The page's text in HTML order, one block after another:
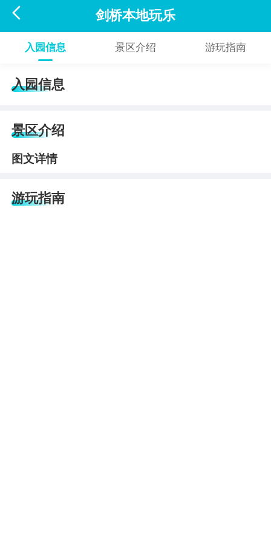
 剑桥本地玩乐
入园信息 景区介绍 游玩指南
入园信息
景区介绍
图文详情
游玩指南